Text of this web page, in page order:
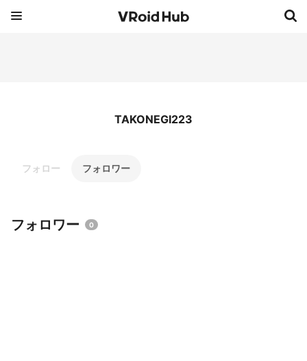
TAKONEGI223
フォロー フォロワー
フォロワー 0